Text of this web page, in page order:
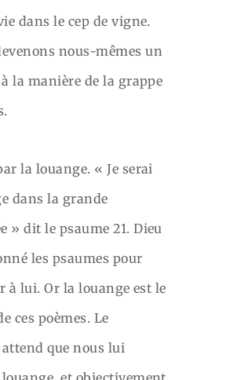
dans le cep de vigne.
nous-mêmes un
la manière de la grappe
la louange. « Je serai
dans la grande
» dit le psaume 21. Dieu
les psaumes pour
à lui. Or la louange est le
ces poèmes. Le
attend que nous lui